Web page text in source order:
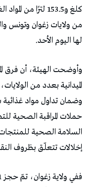
كلغ و153.5 لترًا
من ولايات زغوان وتونس
لها اليوم الأحد.
وأوضحت الهيئة، أن فرق
الميدانية بعدد من
وضمان تداول مواد غذائية
حملات المراقبة الصحية
السلامة الصحية
إخلالات تتعلّق بظروف